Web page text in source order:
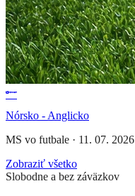
Nórsko - Anglicko
MS vo futbale · 11. 07. 2026
Zobraziť všetko
Slobodne a bez záväzkov